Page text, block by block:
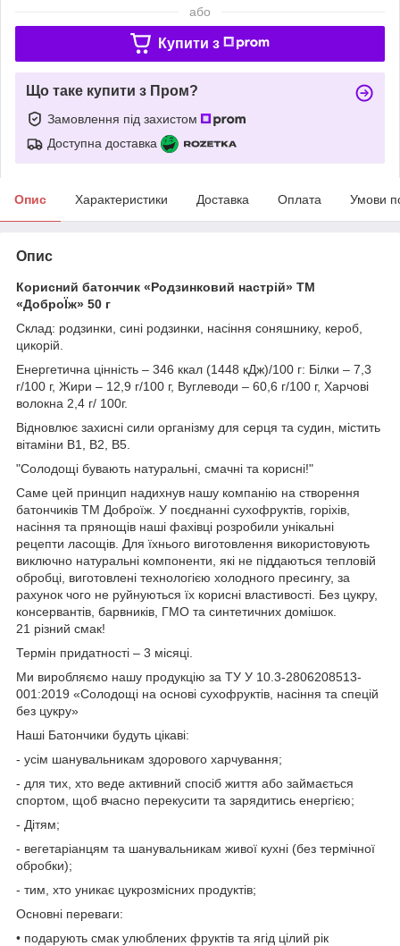
або
Купити з
Що таке купити з Пром?
Замовлення під захистом
Доступна доставка
Опис Характеристики Доставка Оплата Умови
Опис
Корисний батончик «Родзинковий настрій» ТМ
«ДоброЇж» 50 г
Склад: родзинки, сині родзинки, насіння соняшнику, кероб,
цикорій.
Енергетична цінність – 346 ккал (1448 кДж)/100 г: Білки – 7,3
г/100 г, Жири – 12,9 г/100 г, Вуглеводи – 60,6 г/100 г, Харчові
волокна 2,4 г/ 100г.
Відновлює захисні сили організму для серця та судин, містить
вітаміни В1, В2, В5.
"Солодощі бувають натуральні, смачні та корисні!"
Саме цей принцип надихнув нашу компанію на створення
батончиків ТМ Доброїж. У поєднанні сухофруктів, горіхів,
насіння та прянощів наші фахівці розробили унікальні
рецепти ласощів. Для їхнього виготовлення використовують
виключно натуральні компоненти, які не піддаються тепловій
обробці, виготовлені технологією холодного пресингу, за
рахунок чого не руйнуються їх корисні властивості. Без цукру,
консервантів, барвників, ГМО та синтетичних домішок.
21 різний смак!
Термін придатності – 3 місяці.
Ми виробляємо нашу продукцію за ТУ У 10.3-2806208513-
001:2019 «Солодощі на основі сухофруктів, насіння та спецій
без цукру»
Наші Батончики будуть цікаві:
- усім шанувальникам здорового харчування;
- для тих, хто веде активний спосіб життя або займається
спортом, щоб вчасно перекусити та зарядитись енергією;
- Дітям;
- вегетаріанцям та шанувальникам живої кухні (без термічної
обробки);
- тим, хто уникає цукрозмісних продуктів;
Основні переваги:
• подарують смак улюблених фруктів та ягід цілий рік